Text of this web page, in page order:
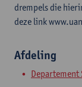
drempels die
deze link
Afdeling